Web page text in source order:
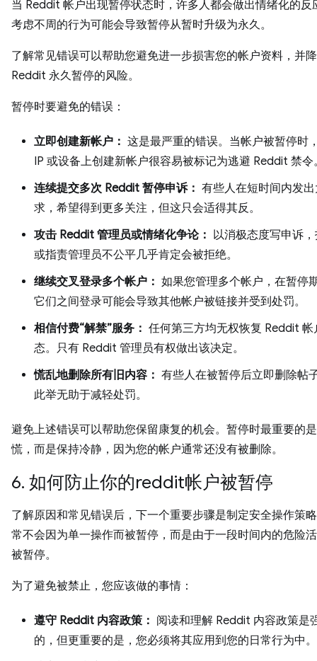
当 Reddit 帐户出现暂停状态时，许多人都会做出情绪化的反
考虑不周的行为可能会导致暂停从暂时升级为永久。
了解常见错误可以帮助您避免进一步损害您的帐户资料，并
Reddit 永久暂停的风险。
暂停时要避免的错误：
立即创建新帐户： 这是最严重的错误。当帐户被暂停时
IP 或设备上创建新帐户很容易被标记为逃避 Reddit 禁令
连续提交多次 Reddit 暂停申诉： 有些人在短时间内发
求，希望得到更多关注，但这只会适得其反。
攻击 Reddit 管理员或情绪化争论： 以消极态度写申诉
或指责管理员不公平几乎肯定会被拒绝。
继续交叉登录多个帐户： 如果您管理多个帐户，在暂停
它们之间登录可能会导致其他帐户被链接并受到处罚。
相信付费“解禁”服务： 任何第三方均无权恢复 Reddit 帐
态。只有 Reddit 管理员有权做出该决定。
慌乱地删除所有旧内容： 有些人在被暂停后立即删除帖
此举无助于减轻处罚。
避免上述错误可以帮助您保留康复的机会。暂停时最重要的
慌，而是保持冷静，因为您的帐户通常还没有被删除。
6. 如何防止你的reddit帐户被暂停
了解原因和常见错误后，下一个重要步骤是制定安全操作策
常不会因为单一操作而被暂停，而是由于一段时间内的危险
被暂停。
为了避免被禁止，您应该做的事情：
遵守 Reddit 内容政策： 阅读和理解 Reddit 内容政策是
的，但更重要的是，您必须将其应用到您的日常行为中。